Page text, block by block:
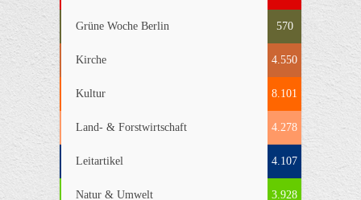
Grüne Woche Berlin 570
Kirche 4.550
Kultur 8.101
Land- & Forstwirtschaft 4.278
Leitartikel 4.107
Natur & Umwelt 3.928